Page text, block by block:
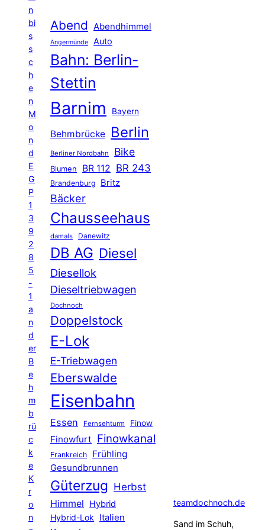
n
bi
s
s
c
h
e
n
M
o
n
d
E
G
P
1
3
9
2
8
5
-
1
a
n
d
er
B
e
h
m
b
rü
c
k
e
K
r
o
n
Abend Abendhimmel
Angermünde Auto
Bahn: Berlin-
Stettin
Barnim Bayern
Behmbrücke Berlin
Berliner Nordbahn Bike
Blumen BR 112 BR 243
Brandenburg Britz
Bäcker
Chausseehaus
damals Danewitz
DB AG Diesel
Diesellok
Dieseltriebwagen
Dochnoch
Doppelstock
E-Lok
E-Triebwagen
Eberswalde
Eisenbahn
Essen Fernsehturm Finow
Finowfurt Finowkanal
Frankreich Frühling
Gesundbrunnen
Güterzug Herbst
Himmel
Hybrid
Hybrid-Lok Italien
teamdochnoch.de
Sand im Schuh,